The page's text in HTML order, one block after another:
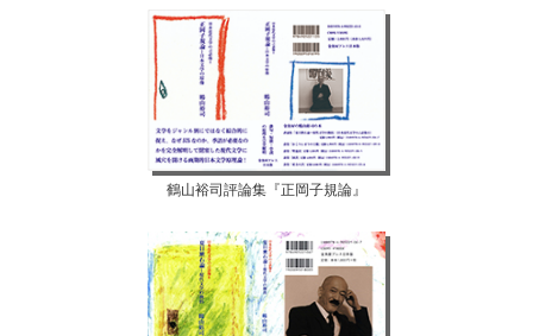
鶴山裕司評論集『正岡子規論』